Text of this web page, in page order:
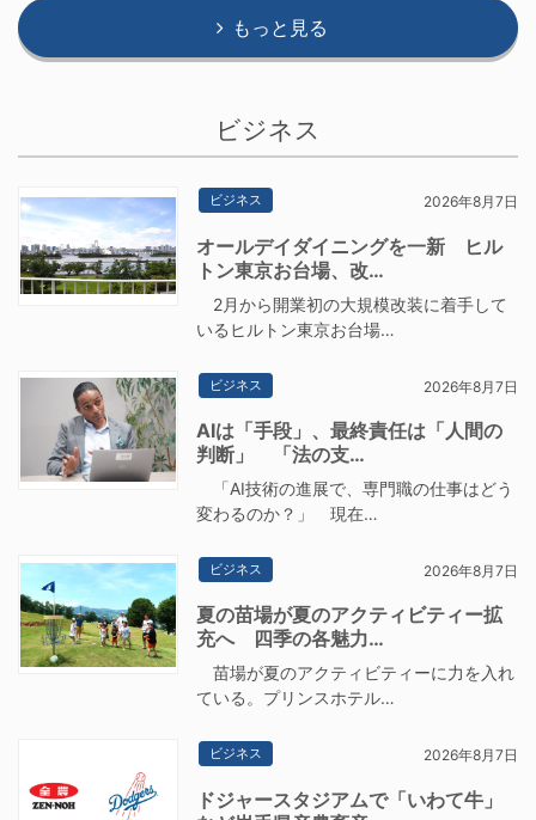
もっと見る
ビジネス
ビジネス 2026年8月7日
オールデイダイニングを一新 ヒル
トン東京お台場、改…
2月から開業初の大規模改装に着手して
いるヒルトン東京お台場…
ビジネス 2026年8月7日
AIは「手段」、最終責任は「人間の
判断」 「法の支…
「AI技術の進展で、専門職の仕事はどう
変わるのか？」 現在…
ビジネス 2026年8月7日
夏の苗場が夏のアクティビティー拡
充へ 四季の各魅力…
苗場が夏のアクティビティーに力を入れ
ている。プリンスホテル…
ビジネス 2026年8月7日
ドジャースタジアムで「いわて牛」